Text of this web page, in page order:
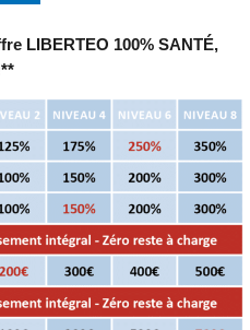
LIBERTEO 100% SANTÉ,